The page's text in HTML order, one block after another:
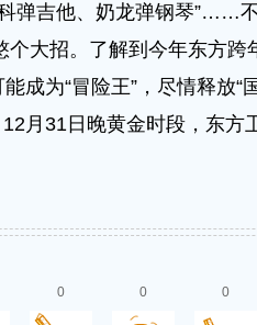
科弹吉他、奶龙弹钢琴”……
大招。了解到今年东方跨
成为“冒险王”，尽情释放“
月31日晚黄金时段，东方
0 0 0